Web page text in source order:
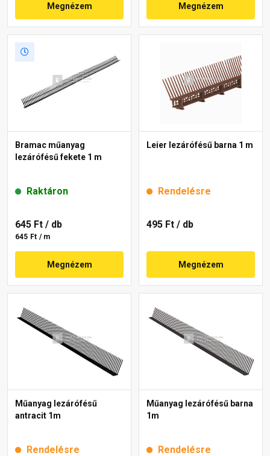
Megnézem Megnézem
Bramac műanyag
lezárófésű fekete 1 m
Raktáron
645 Ft / db
645 Ft / m
Megnézem
Leier lezárófésű barna 1 m
Rendelésre
495 Ft / db
Megnézem
Műanyag lezárófésű
antracit 1m
Rendelésre
Műanyag lezárófésű barna
1m
Rendelésre